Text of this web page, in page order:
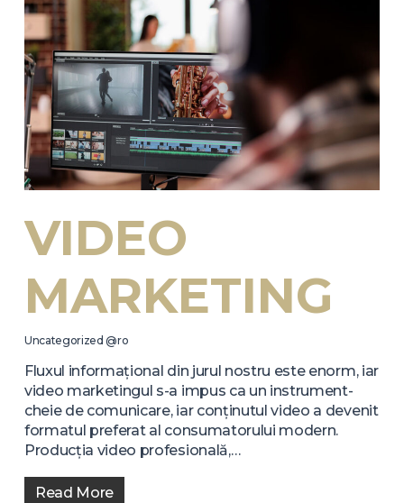
VIDEO
MARKETING
Uncategorized @ro
Fluxul informațional din jurul nostru este enorm, iar
video marketingul s-a impus ca un instrument-
cheie de comunicare, iar conținutul video a devenit
formatul preferat al consumatorului modern.
Producția video profesională,…
Read More